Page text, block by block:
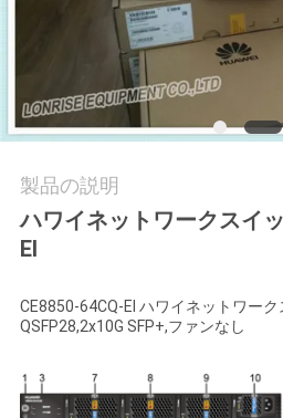
管
理
連
絡
く
さ
製品の説明
ハワイネットワークスイ
EI
CE8850-64CQ-EI ハワイネットワー
QSFP28,2x10G SFP+,ファンなし